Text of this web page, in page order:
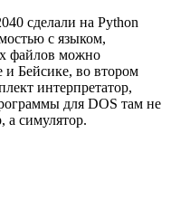
сделали на Python
с языком,
файлов можно
и Бейсике, во втором
интерпретатор,
для DOS там не
а симулятор.